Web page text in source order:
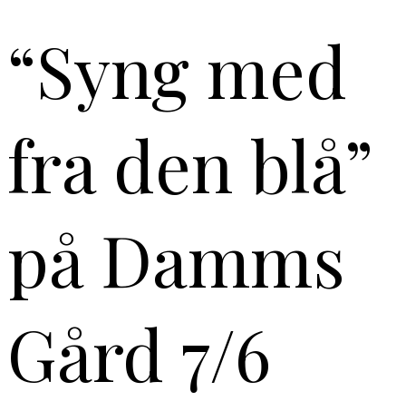
“Syng med
fra den blå”
på Damms
Gård 7/6